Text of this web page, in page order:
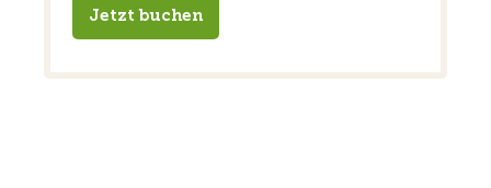
Jetzt buchen